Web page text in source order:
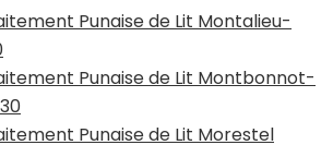
Punaise de Lit Montalieu-
Punaise de Lit Montbonnot-
Punaise de Lit Morestel